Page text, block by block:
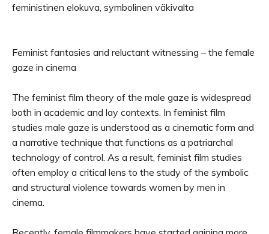
feministinen elokuva, symbolinen väkivalta
Feminist fantasies and reluctant witnessing – the female
gaze in cinema
The feminist film theory of the male gaze is widespread
both in academic and lay contexts. In feminist film
studies male gaze is understood as a cinematic form and
a narrative technique that functions as a patriarchal
technology of control. As a result, feminist film studies
often employ a critical lens to the study of the symbolic
and structural violence towards women by men in
cinema.